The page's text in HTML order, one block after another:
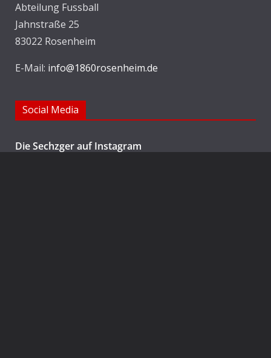
Abteilung Fussball
Jahnstraße 25
83022 Rosenheim
E-Mail: info@1860rosenheim.de
Social Media
Die Sechzger auf Instagram